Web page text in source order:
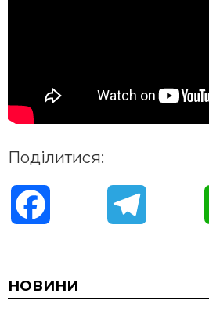
Поділитися:
c
НОВИНИ